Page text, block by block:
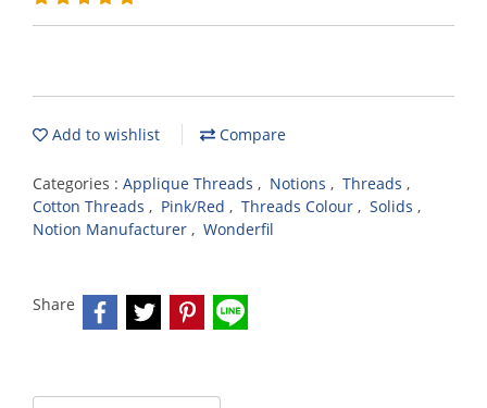
Add to wishlist Compare
Categories : Applique Threads , Notions , Threads ,
Cotton Threads , Pink/Red , Threads Colour , Solids ,
Notion Manufacturer , Wonderfil
Share